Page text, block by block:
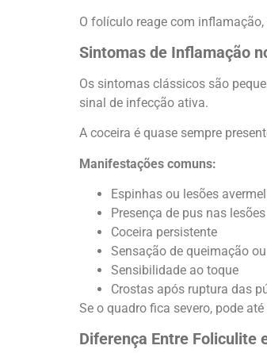
O folículo reage com
Sintomas de Inflamação
Os sintomas clássicos são
sinal de infecção ativa.
A coceira é quase sempre
Manifestações comuns:
Espinhas ou lesões
Presença de pus nas lesões
Coceira persistente
Sensação de queimação
Sensibilidade ao toque
Crostas após ruptura das
Se o quadro fica severo, pode
Diferença Entre Foliculite